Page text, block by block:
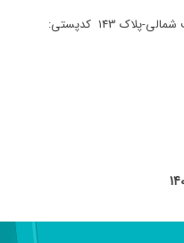
آدرس : تهران- خیابان ظفر- نرسیده به نفت شمالی-پلاک 143 کدپستی: